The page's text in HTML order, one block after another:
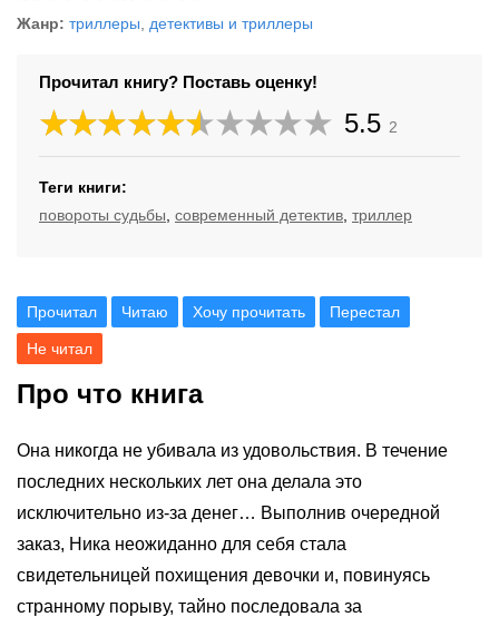
Жанр: триллеры детективы и триллеры
Прочитал книгу? Поставь оценку!
5.5 2
Теги книги:
повороты судьбы современный детектив триллер
Прочитал Читаю Хочу прочитать Перестал
Не читал
Про что книга
Она никогда не убивала из удовольствия. В течение
последних нескольких лет она делала это
исключительно из-за денег… Выполнив очередной
заказ, Ника неожиданно для себя стала
свидетельницей похищения девочки и, повинуясь
странному порыву, тайно последовала за